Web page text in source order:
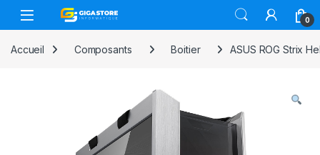
Skip to navigation
Skip to content
0
Accueil Composants Boitier ASUS ROG Strix